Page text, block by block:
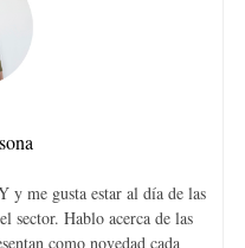
y me gusta estar al día de las
sector. Hablo acerca de las
como novedad cada